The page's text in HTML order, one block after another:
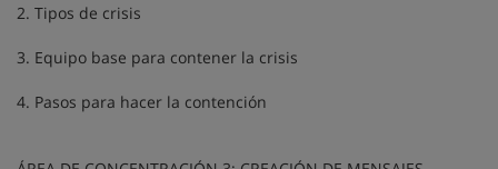
2. Tipos de crisis
3. Equipo base para contener la crisis
4. Pasos para hacer la contención